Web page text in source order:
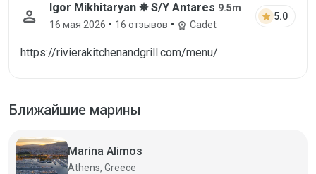
person Igor Mikhitaryan ✵ S/Y Antares 9.5m
16 мая 2026 • 16 отзывов • workspace_premium Cadet
star 5.0
https://rivierakitchenandgrill.com/menu/
Ближайшие марины
Marina Alimos
Athens, Greece